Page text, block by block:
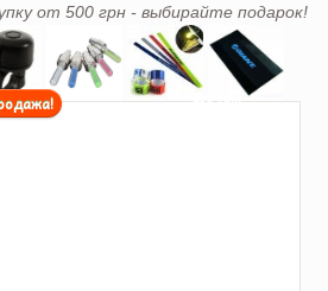
от 500 грн - выбирайте подарок!
299 грн.